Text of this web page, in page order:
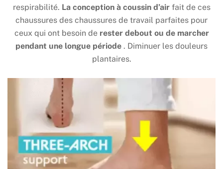
respirabilité. La conception à coussin d’airfait de ces
chaussures des chaussures de travail parfaites pour
ceux qui ont besoin de rester debout ou de marcher
pendant une longue période . Diminuer les douleurs
plantaires.